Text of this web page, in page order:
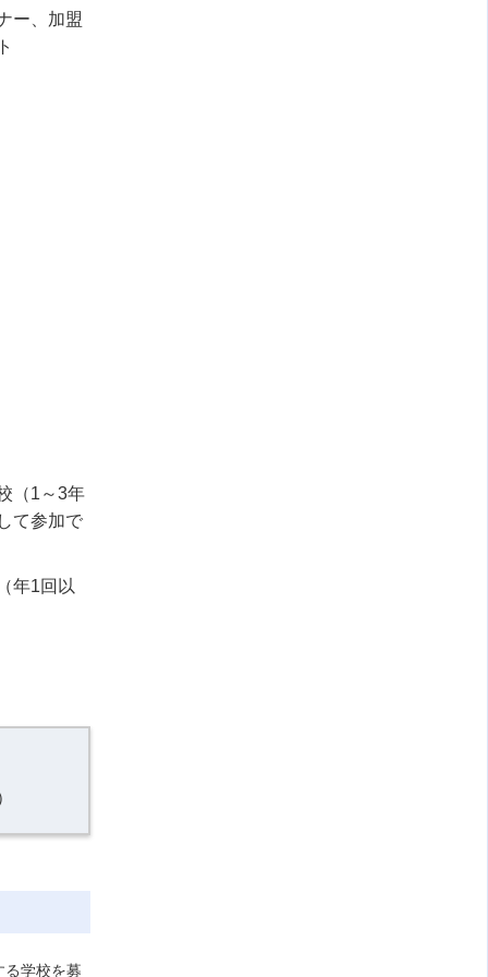
ー、加盟
（1 ～3年
て参加で
年1回以
学校を募